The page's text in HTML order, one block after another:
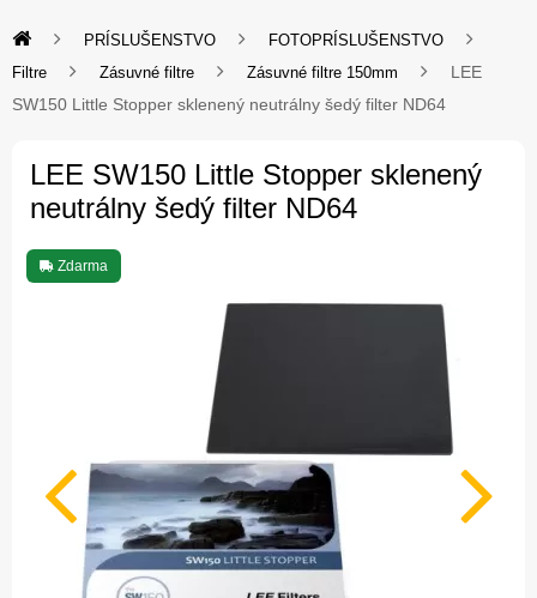
PRÍSLUŠENSTVO
FOTOPRÍSLUŠENSTVO
Filtre
Zásuvné filtre Zásuvné filtre 150mm
LEE
SW150 Little Stopper sklenený neutrálny šedý filter ND64
LEE SW150 Little Stopper sklenený
neutrálny šedý filter ND64
Zdarma